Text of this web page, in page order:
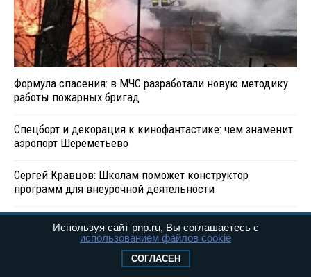
Формула спасения: в МЧС разработали новую методику
работы пожарных бригад
Спецборт и декорация к кинофантастике: чем знаменит
аэропорт Шереметьево
Сергей Кравцов: Школам поможет конструктор
программ для внеурочной деятельности
Используя сайт pnp.ru, Вы соглашаетесь с
использованием файлов cookie
СОГЛАСЕН